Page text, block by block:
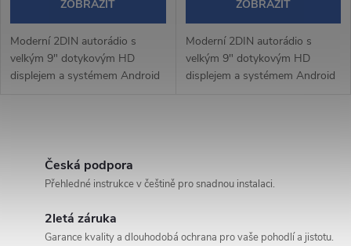
ZOBRAZIT
Moderní 2DIN autorádio s
velkým 9" dotykovým HD
displejem a systémem Android
ZOBRAZIT
Moderní 2DIN autorádio s
velkým 9" dotykovým HD
displejem a systémem Android
Česká podpora
Přehledné instrukce v češtině pro snadnou instalaci.
2letá záruka
Garance kvality a dlouhodobá ochrana pro vaše pohodlí a jistotu.